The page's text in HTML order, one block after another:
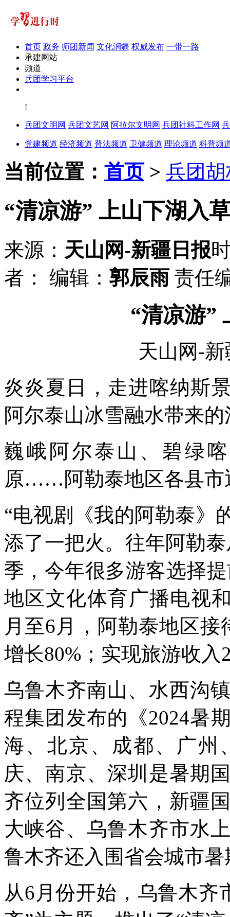
首页 政务 师团新闻 文化润疆 权威发布 一带一路
承建网站
频道
兵团学习平台
!
兵团文明网 兵团文艺网 阿拉尔文明网 兵团社科工作网
党建频道 经济频道 普法频道 卫健频道 理论频道 科普频
当前位置： 首页 > 兵团
“清凉游” 上山下湖入
来源： 天山网-新疆日报
者：
编辑： 郭辰雨责任
“清凉游”
天山网-
炎炎夏日，走进喀纳斯
阿尔泰山冰雪融水带来
巍峨阿尔泰山、碧绿
原……阿勒泰地区各县市
“电视剧《我的阿勒泰》
添了一把火。往年阿勒
季，今年很多游客选择
地区文化体育广播电视
月至6月，阿勒泰地区
增长80%；实现旅游收入
乌鲁木齐南山、水西沟
程集团发布的《2024暑
海、北京、成都、广州
庆、南京、深圳是暑期
齐位列全国第六，新疆
大峡谷、乌鲁木齐市水
鲁木齐还入围省会城市
从6月份开始，乌鲁木齐